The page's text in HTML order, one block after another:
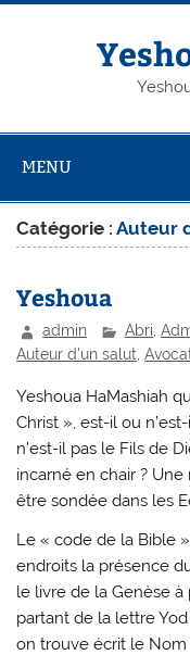
Skip
MENU
Catégorie :Auteur
Yeshoua
admin Abri,
Auteur d'un salut ,
Yeshoua HaMashiah
Christ », est-il ou
n’est-il pas le Fils de
incarné en chair ?
être sondée dans les
Le « code de la Bible
endroits la présence
le livre de la Genèse à
partant de la lettre
on trouve écrit le Nom